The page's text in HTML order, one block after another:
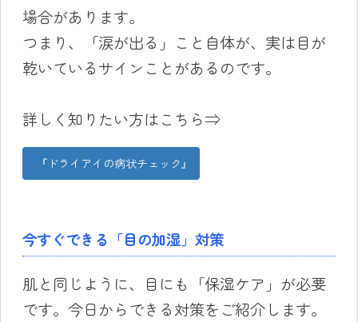
場合があります。
つまり、「涙が出る」こと自体が、実は目が
乾いているサインことがあるのです。
詳しく知りたい方はこちら⇒
『ドライアイの病状チェック』
今すぐできる「目の加湿」対策
肌と同じように、目にも「保湿ケア」が必要
です。今日からできる対策をご紹介します。